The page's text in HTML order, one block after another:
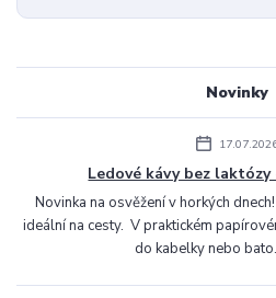
Novinky
Ledové kávy bez
Novinka na osvěžení v horkých
ideální na cesty. V praktickém
do kabelky nebo